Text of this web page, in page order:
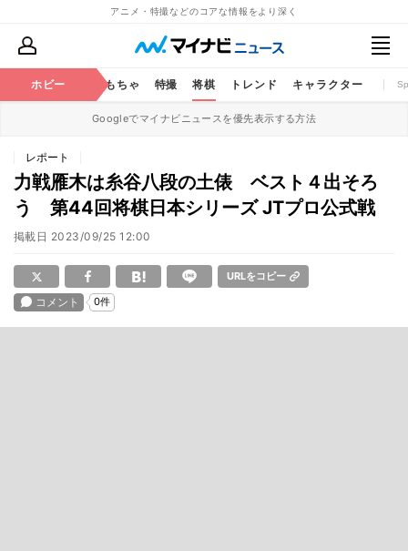
アニメ・特撮などのコアな情報をより深く
ホビー
コミック おもちゃ 特撮 将棋 トレンド キャラクター
Googleでマイナビニュースを優先表示する方法
レポート
力戦雁木は糸谷八段の土俵 ベスト４出そろ
う 第44回将棋日本シリーズ JTプロ公式戦
掲載日 2023/09/25 12:00
URLをコピー